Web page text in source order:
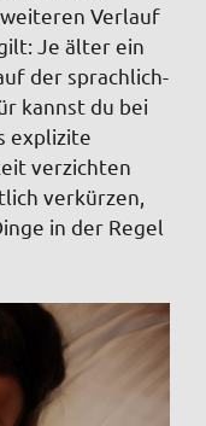
Verlauf
Je älter ein
der sprachlich-
kannst du bei
explizite
verzichten
verkürzen,
in der Regel